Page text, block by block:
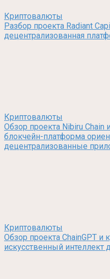
Криптовалюты
Разбор проекта Radiant
децентрализованная
Криптовалюты
Обзор проекта Nibiru
блокчейн-платформа
децентрализованные
Криптовалюты
Обзор проекта ChainGPT и
искусственный интеллект